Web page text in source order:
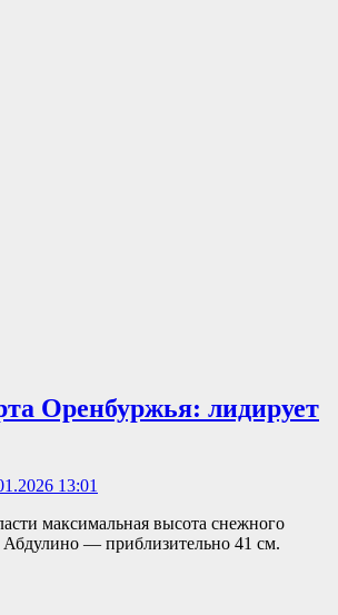
Оренбуржья: лидирует
13:01
максимальная высота снежного
Абдулино — приблизительно 41 см.